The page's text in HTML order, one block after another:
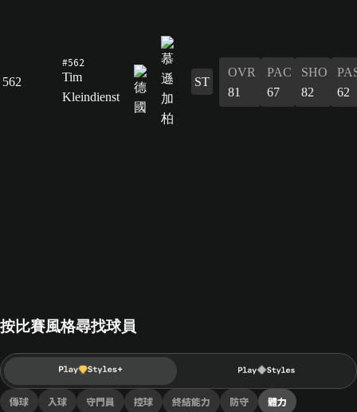
562
#562
Tim
Kleindienst
ST
OVR
81
PAC
67
SHO
82
62
按比賽風格尋找球員
傳球 入球 守門員 控球 終結能力 防守 體力